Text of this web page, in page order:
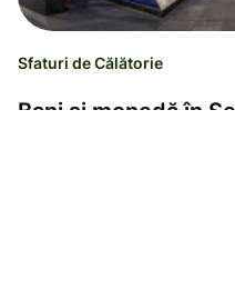
Sfaturi de Călătorie
Bani și monedă în